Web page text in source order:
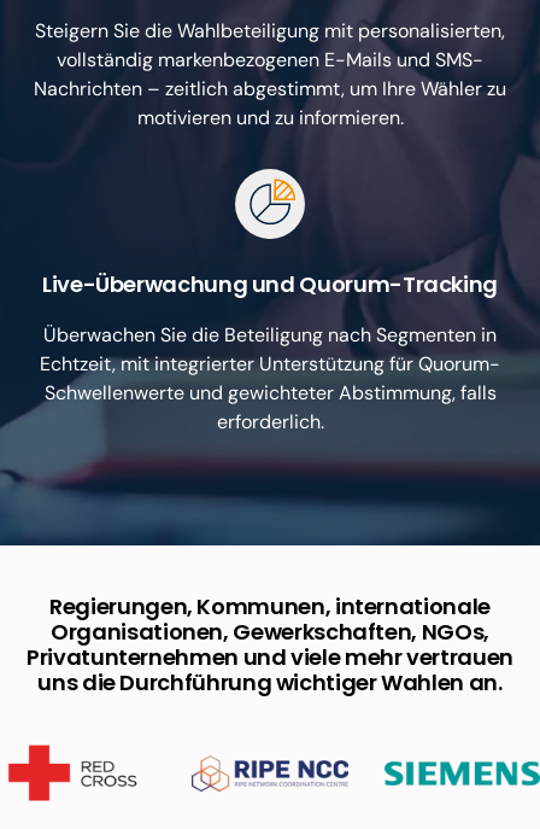
Steigern Sie die Wahlbeteiligung mit personalisierten,
vollständig markenbezogenen E-Mails und SMS-
Nachrichten – zeitlich abgestimmt, um Ihre Wähler zu
motivieren und zu informieren.
Live-Überwachung und Quorum-Tracking
Überwachen Sie die Beteiligung nach Segmenten in
Echtzeit, mit integrierter Unterstützung für Quorum-
Schwellenwerte und gewichteter Abstimmung, falls
erforderlich.
Regierungen, Kommunen, internationale
Organisationen, Gewerkschaften, NGOs,
Privatunternehmen und viele mehr vertrauen
uns die Durchführung wichtiger Wahlen an.